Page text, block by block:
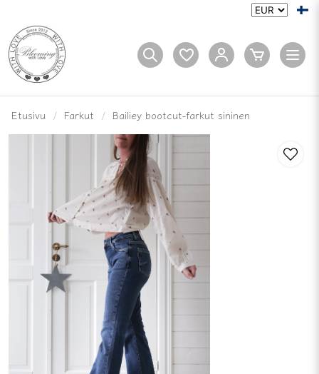
Etusivu Farkut Bailiey bootcut-farkut sininen